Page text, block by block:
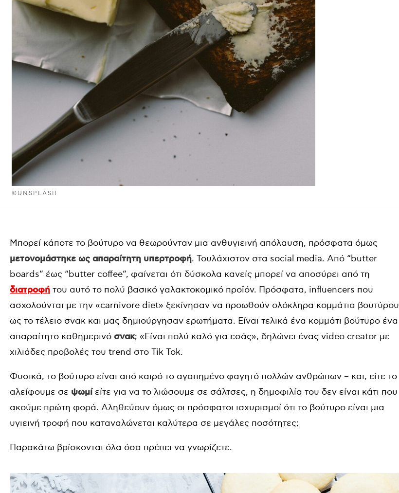
©UNSPLASH
Μπορεί κάποτε το βούτυρο να θεωρούνταν μια ανθυγιεινή απόλαυση, πρόσφατα όμως
μετονομάστηκε ως απαραίτητη υπερτροφή. Τουλάχιστον στα social media. Από “butter
boards” έως “butter coffee”, φαίνεται ότι δύσκολα κανείς μπορεί να αποσύρει από τη
διατροφή του αυτό το πολύ βασικό γαλακτοκομικό προϊόν. Πρόσφατα, influencers που
ασχολούνται με την «carnivore diet» ξεκίνησαν να προωθούν ολόκληρα κομμάτια βουτύρου
ως το τέλειο σνακ και μας δημιούργησαν ερωτήματα. Eίναι τελικά ένα κομμάτι βούτυρο ένα
απαραίτητο καθημερινό σνακ; «Είναι πολύ καλό για εσάς», δηλώνει ένας video creator με
χιλιάδες προβολές του trend στο Tik Tok.
Φυσικά, το βούτυρο είναι από καιρό το αγαπημένο φαγητό πολλών ανθρώπων – και, είτε το
αλείφουμε σε ψωμίείτε για να το λιώσουμε σε σάλτσες, η δημοφιλία του δεν είναι κάτι που
ακούμε πρώτη φορά. Αληθεύουν όμως οι πρόσφατοι ισχυρισμοί ότι το βούτυρο είναι μια
υγιεινή τροφή που καταναλώνεται καλύτερα σε μεγάλες ποσότητες;
Παρακάτω βρίσκονται όλα όσα πρέπει να γνωρίζετε.